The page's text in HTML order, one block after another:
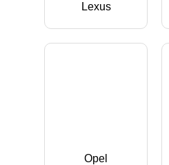
Lexus
Opel